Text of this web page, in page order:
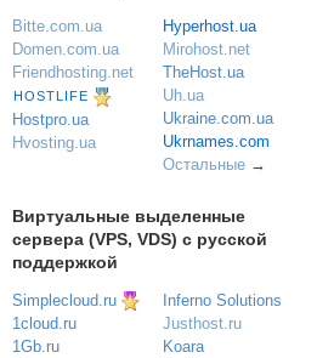
Bitte.com.ua
Domen.com.ua
Friendhosting.net
HOSTLIFE
Hostpro.ua
Hvosting.ua
Hyperhost.ua
Mirohost.net
TheHost.ua
Uh.ua
Ukraine.com.ua
Ukrnames.com
Остальные→
Виртуальные выделенные
сервера (VPS, VDS) с русской
поддержкой
Simplecloud.ru
1cloud.ru
1Gb.ru
Inferno Solutions
Justhost.ru
Koara